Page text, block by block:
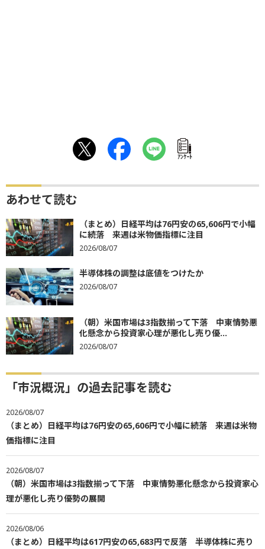
ｱﾝｹｰﾄ
あわせて読む
（まとめ）日経平均は76円安の65,606円で小幅
に続落 来週は米物価指標に注目
2026/08/07
半導体株の調整は底値をつけたか
2026/08/07
（朝）米国市場は3指数揃って下落 中東情勢悪
化懸念から投資家心理が悪化し売り優...
2026/08/07
「市況概況」の過去記事を読む
2026/08/07
（まとめ）日経平均は76円安の65,606円で小幅に続落 来週は米物
価指標に注目
2026/08/07
（朝）米国市場は3指数揃って下落 中東情勢悪化懸念から投資家心
理が悪化し売り優勢の展開
2026/08/06
（まとめ）日経平均は617円安の65,683円で反落 半導体株に売り